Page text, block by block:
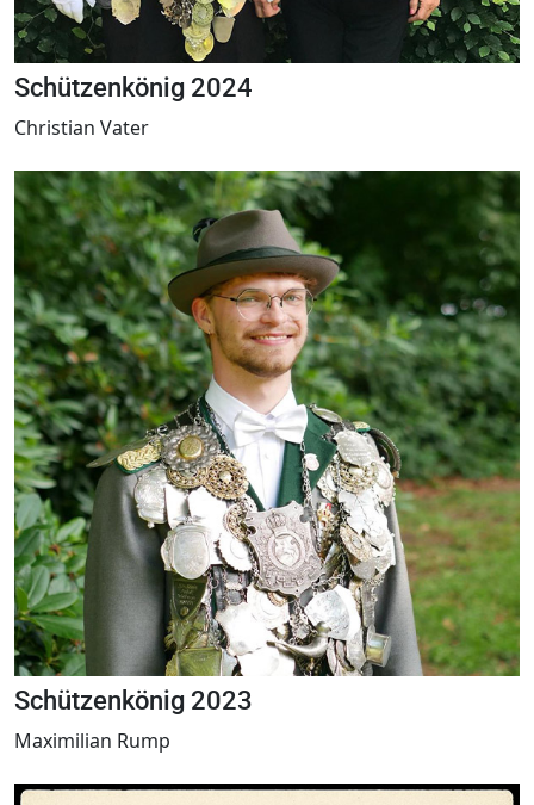
Schützenkönig 2024
Christian Vater
Schützenkönig 2023
Maximilian Rump